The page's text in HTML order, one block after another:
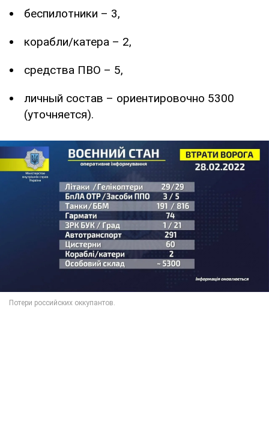
беспилотники – 3,
корабли/катера – 2,
средства ПВО – 5,
личный состав – ориентировочно 5300
(уточняется).